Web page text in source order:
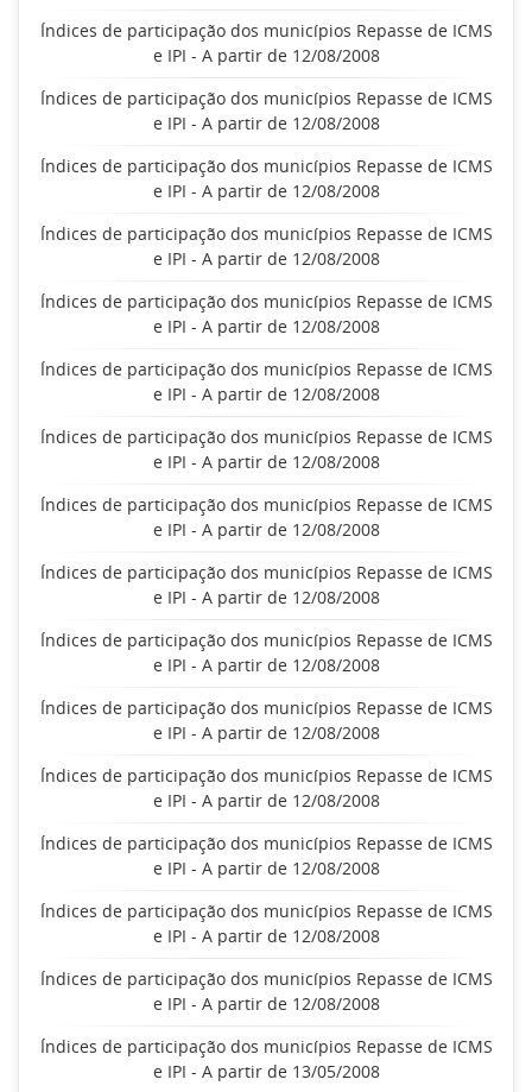
Índices de participação dos municípios Repasse de ICMS
e IPI - A partir de 12/08/2008
Índices de participação dos municípios Repasse de ICMS
e IPI - A partir de 12/08/2008
Índices de participação dos municípios Repasse de ICMS
e IPI - A partir de 12/08/2008
Índices de participação dos municípios Repasse de ICMS
e IPI - A partir de 12/08/2008
Índices de participação dos municípios Repasse de ICMS
e IPI - A partir de 12/08/2008
Índices de participação dos municípios Repasse de ICMS
e IPI - A partir de 12/08/2008
Índices de participação dos municípios Repasse de ICMS
e IPI - A partir de 12/08/2008
Índices de participação dos municípios Repasse de ICMS
e IPI - A partir de 12/08/2008
Índices de participação dos municípios Repasse de ICMS
e IPI - A partir de 12/08/2008
Índices de participação dos municípios Repasse de ICMS
e IPI - A partir de 12/08/2008
Índices de participação dos municípios Repasse de ICMS
e IPI - A partir de 12/08/2008
Índices de participação dos municípios Repasse de ICMS
e IPI - A partir de 12/08/2008
Índices de participação dos municípios Repasse de ICMS
e IPI - A partir de 12/08/2008
Índices de participação dos municípios Repasse de ICMS
e IPI - A partir de 12/08/2008
Índices de participação dos municípios Repasse de ICMS
e IPI - A partir de 12/08/2008
Índices de participação dos municípios Repasse de ICMS
e IPI - A partir de 13/05/2008